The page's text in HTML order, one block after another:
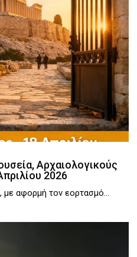
Αρχαιολογικούς
2026
με αφορμή τον εορτασμό...